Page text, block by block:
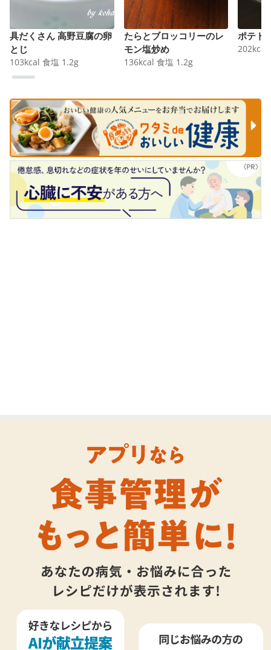
具だくさん 高野豆腐の卵
とじ
103kcal 食塩 1.2g
たらとブロッコリーのレ
モン塩炒め
136kcal 食塩 1.2g
ポテト
202kcal